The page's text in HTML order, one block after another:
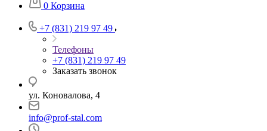
0 Корзина
+7 (831) 219 97 49
Телефоны
+7 (831) 219 97 49
Заказать звонок
ул. Коновалова, 4
info@prof-stal.com